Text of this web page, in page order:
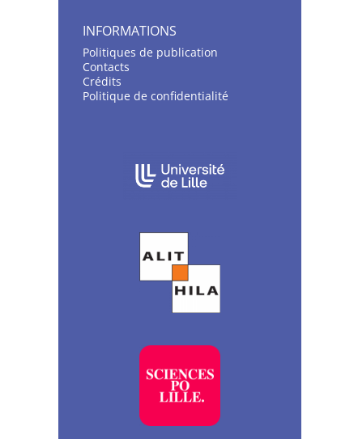
INFORMATIONS
Politiques de publication
Contacts
Crédits
Politique de confidentialité